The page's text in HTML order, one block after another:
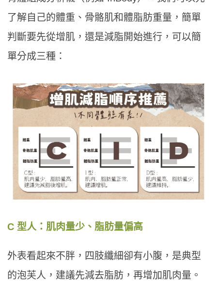
了解自己的體重、骨骼肌和體脂肪重量，簡單
判斷要先從增肌，還是減脂開始進行，可以簡
單分成三種：
C 型人：肌肉量少、脂肪量偏高
外表看起來不胖，四肢纖細卻有小腹，是典型
的泡芙人，建議先減去脂肪，再增加肌肉量。